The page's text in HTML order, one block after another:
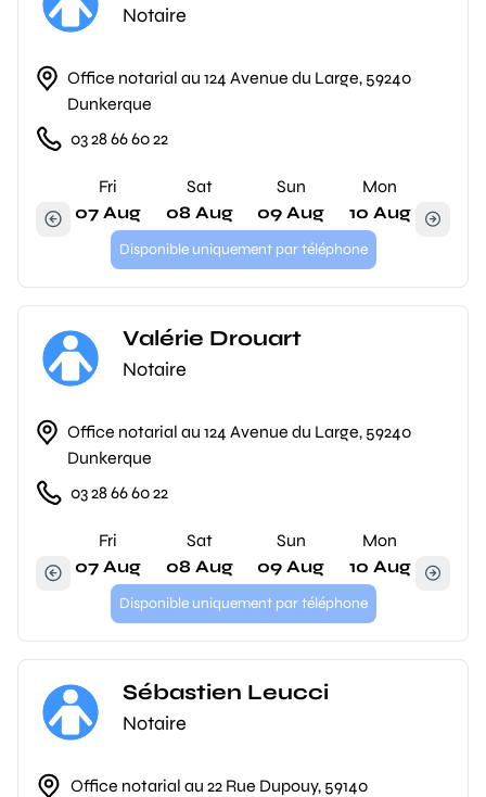
Notaire
Office notarial au 124 Avenue du Large, 59240
Dunkerque
03 28 66 60 22
Fri
07 Aug
Sat
08 Aug
Sun
09 Aug
Mon
10 Aug
Disponible uniquement par téléphone
Valérie Drouart
Notaire
Office notarial au 124 Avenue du Large, 59240
Dunkerque
03 28 66 60 22
Fri
07 Aug
Sat
08 Aug
Sun
09 Aug
Mon
10 Aug
Disponible uniquement par téléphone
Sébastien Leucci
Notaire
Office notarial au 22 Rue Dupouy, 59140